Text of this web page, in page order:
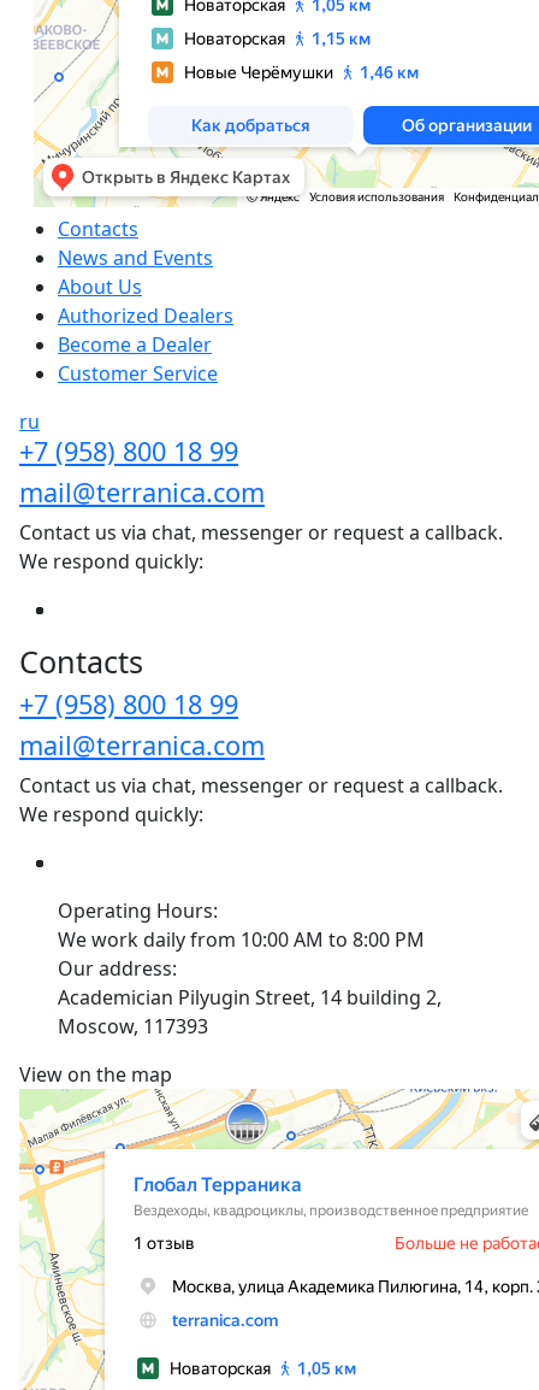
Сontacts
News and Events
About Us
Authorized Dealers
Become a Dealer
Customer Service
ru
+7 (958) 800 18 99
mail@terranica.com
Contact us via chat, messenger or request a callback.
We respond quickly:
Сontacts
+7 (958) 800 18 99
mail@terranica.com
Contact us via chat, messenger or request a callback.
We respond quickly:
Operating Hours:
We work daily from 10:00 AM to 8:00 PM
Our address:
Academician Pilyugin Street, 14 building 2,
Moscow, 117393
View on the map